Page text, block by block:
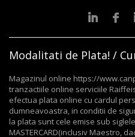
Modalitati de Plata! /
Magazinul online https://
tranzactiile online serviciile
efectua plata online cu cardul
dumneavoastra, in conditii de
la plata sunt cele emise sub
MASTERCARD(inclusiv Maestro,